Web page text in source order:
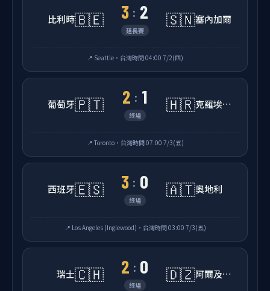
比利時🇧🇪 3 : 2
延長賽
🇸🇳塞內加爾
📍 Seattle・台灣時間 04:00 7/2(四)
葡萄牙🇵🇹 2 : 1
終場
🇭🇷 克羅埃西亞
📍 Toronto・台灣時間 07:00 7/3(五)
西班牙🇪🇸 3 : 0
終場
🇦🇹奧地利
📍 Los Angeles (Inglewood)・台灣時間 03:00 7/3(五)
瑞士🇨🇭 2 : 0
終場
🇩🇿 阿爾及利亞